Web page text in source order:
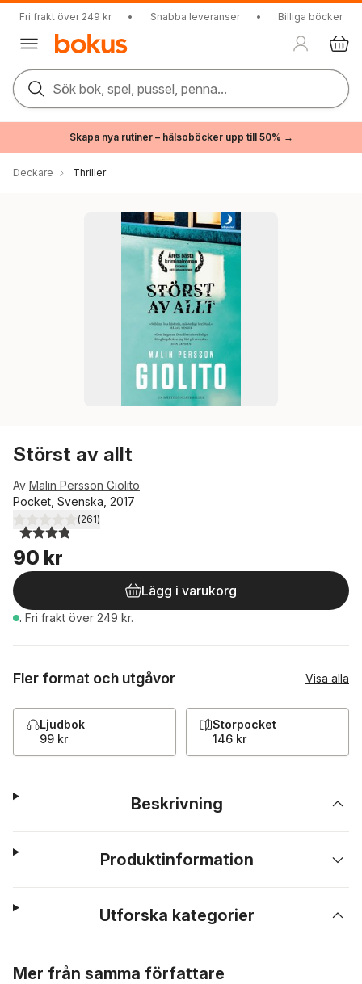
Fri frakt över 249 kr • Snabba leveranser • Billiga böcker
Sök bok, spel, pussel, penna...
Skapa nya rutiner – hälsoböcker upp till 50% →
Deckare Thriller
Störst av allt
Av Malin Persson Giolito
Pocket, Svenska, 2017
3,9utav 5 stjärnor. Totalt antal röster:
(261)
90 kr
Lägg i varukorg
. Fri frakt över 249 kr.
Fler format och utgåvor Visa alla
Ljudbok
99 kr
Storpocket
146 kr
Beskrivning
Produktinformation
Utforska kategorier
Mer från samma författare